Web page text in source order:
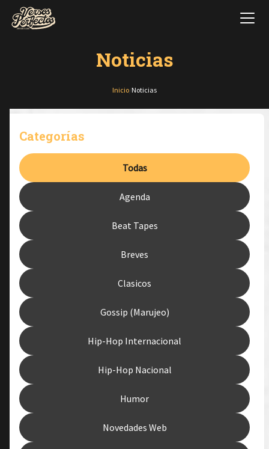
Noticias
Inicio Noticias
Categorías
Todas
Agenda
Beat Tapes
Breves
Clasicos
Gossip (Marujeo)
Hip-Hop Internacional
Hip-Hop Nacional
Humor
Novedades Web